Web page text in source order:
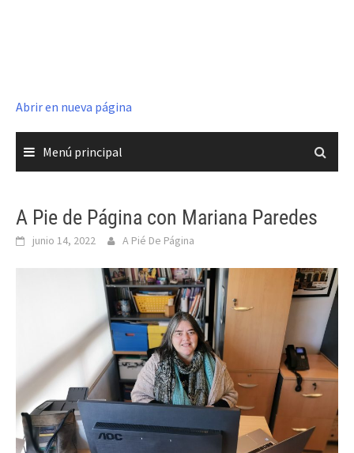
Abrir en nueva página
Menú principal
A Pie de Página con Mariana Paredes
junio 14, 2022 A Pié De Página